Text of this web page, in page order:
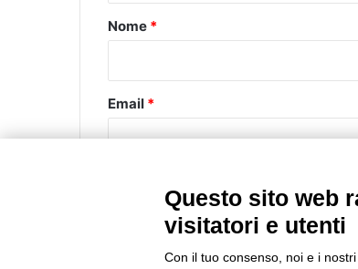
o
Nome *
Email *
Questo sito utilizza Akismet per
commenti.
Questo sito web
visitatori e utenti
Con il tuo consenso, noi e i